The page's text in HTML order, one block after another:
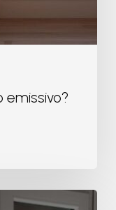
emissivo?